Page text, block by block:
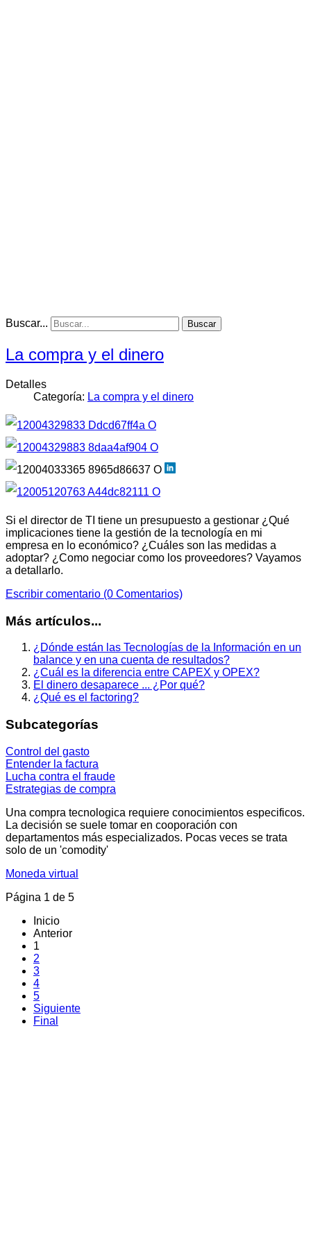
Buscar... Buscar
La compra y el dinero
Detalles
Categoría: La compra y el dinero
Si el director de TI tiene un presupuesto a gestionar ¿Qué
implicaciones tiene la gestión de la tecnología en mi
empresa en lo económico? ¿Cuáles son las medidas a
adoptar? ¿Como negociar como los proveedores? Vayamos
a detallarlo.
Escribir comentario (0 Comentarios)
Más artículos...
¿Dónde están las Tecnologías de la Información en un
balance y en una cuenta de resultados?
¿Cuál es la diferencia entre CAPEX y OPEX?
El dinero desaparece ... ¿Por qué?
¿Qué es el factoring?
Subcategorías
Control del gasto
Entender la factura
Lucha contra el fraude
Estrategias de compra
Una compra tecnologica requiere conocimientos especificos.
La decisión se suele tomar en cooporación con
departamentos más especializados. Pocas veces se trata
solo de un 'comodity'
Moneda virtual
Página 1 de 5
Inicio
Anterior
1
2
3
4
5
Siguiente
Final